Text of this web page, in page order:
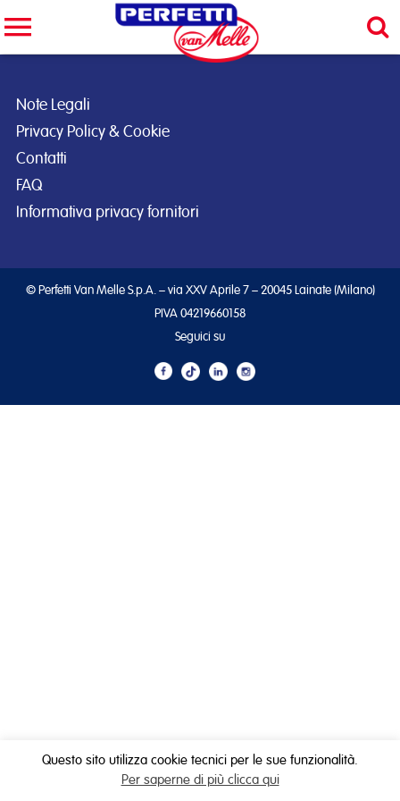
Note Legali
Privacy Policy & Cookie
Contatti
FAQ
Informativa privacy fornitori
© Perfetti Van Melle S.p.A. – via XXV Aprile 7 – 20045 Lainate (Milano)
PIVA 04219660158
Seguici su
Questo sito utilizza cookie tecnici per le sue funzionalità.
Per saperne di più clicca qui